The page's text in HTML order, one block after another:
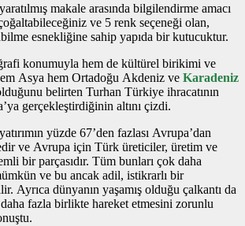
makale arasında bilgilendirme amacı
ve 5 renk seçeneği olan,
esnekliğine sahip yapıda bir kutucuktur.
konumuyla hem de kültürel birikimi ve
Asya hem Ortadoğu Akdeniz ve Karadeniz
belirten Turhan Türkiye ihracatının
gerçekleştirdiğinin altını çizdi.
yüzde 67’den fazlası Avrupa’dan
ve Avrupa için Türk üreticiler, üretim ve
bir parçasıdır. Tüm bunları çok daha
ve bu ancak adil, istikrarlı bir
Ayrıca dünyanın yaşamış olduğu çalkantı da
fazla birlikte hareket etmesini zorunlu